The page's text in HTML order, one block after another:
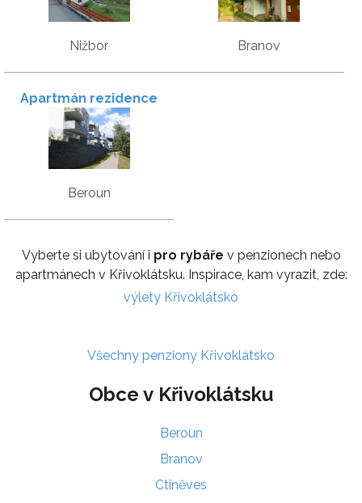
Nižbor Branov
Apartmán rezidence
Nábřeží
Beroun
Vyberte si ubytování i pro rybáře v penzionech nebo
apartmánech v Křivoklátsku. Inspirace, kam vyrazit, zde:
výlety Křivoklátsko
Všechny penziony Křivoklátsko
Obce v Křivoklátsku
Beroun
Branov
Ctiněves